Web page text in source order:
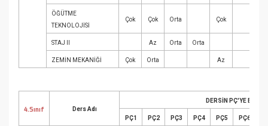
ÖĞÜTME
TEKNOLOJİSİ
Çok Çok Orta Çok
STAJ II Az Orta Orta
ZEMİN MEKANİĞİ Çok Orta Az
4.Sınıf Ders Adı
DERSİN PÇ'YE ETKİN
PÇ1 PÇ2 PÇ3 PÇ4 PÇ5 PÇ6